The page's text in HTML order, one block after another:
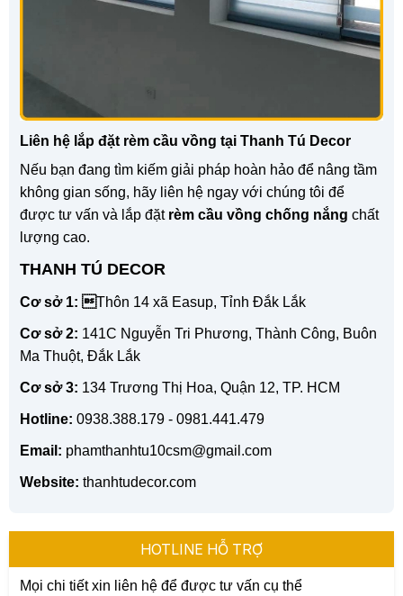
Liên hệ lắp đặt rèm cầu vồng tại Thanh Tú Decor
Nếu bạn đang tìm kiếm giải pháp hoàn hảo để nâng tầm
không gian sống, hãy liên hệ ngay với chúng tôi để
được tư vấn và lắp đặt rèm cầu vồng chống nắng chất
lượng cao.
THANH TÚ DECOR
Cơ sở 1: Thôn 14 xã Easup, Tỉnh Đắk Lắk
Cơ sở 2: 141C Nguyễn Tri Phương, Thành Công, Buôn
Ma Thuột, Đắk Lắk
Cơ sở 3: 134 Trương Thị Hoa, Quận 12, TP. HCM
Hotline: 0938.388.179 - 0981.441.479
Email: phamthanhtu10csm@gmail.com
Website: thanhtudecor.com
HOTLINE HỖ TRỢ
Mọi chi tiết xin liên hệ để được tư vấn cụ thể